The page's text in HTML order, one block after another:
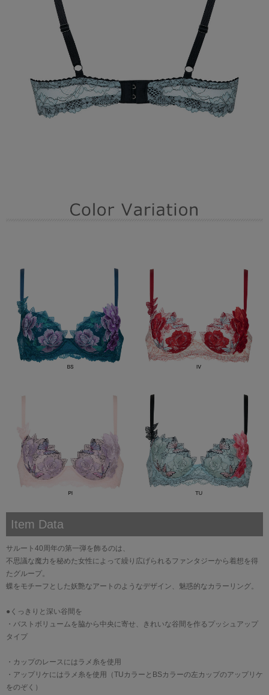
Item Data
サルート40周年の第一弾を飾るのは、
不思議な魔力を秘めた女性によって繰り広げられるファンタジーから着想を得
たグループ。
蝶をモチーフとした妖艶なアートのようなデザイン、魅惑的なカラーリング。
●くっきりと深い谷間を
・バストボリュームを脇から中央に寄せ、きれいな谷間を作るプッシュアップ
タイプ
・カップのレースにはラメ糸を使用
・アップリケにはラメ糸を使用（TUカラーとBSカラーの左カップのアップリケ
をのぞく）